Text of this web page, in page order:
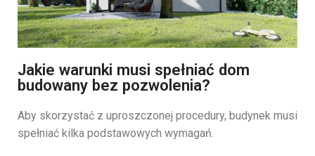
Jakie warunki musi spełniać dom
budowany bez pozwolenia?
Aby skorzystać z uproszczonej procedury, budynek musi
spełniać kilka podstawowych wymagań.